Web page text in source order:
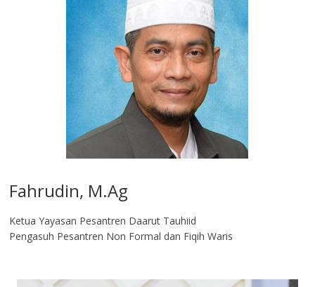
Fahrudin, M.Ag​
Ketua Yayasan Pesantren Daarut Tauhiid
Pengasuh Pesantren Non Formal dan Fiqih Waris